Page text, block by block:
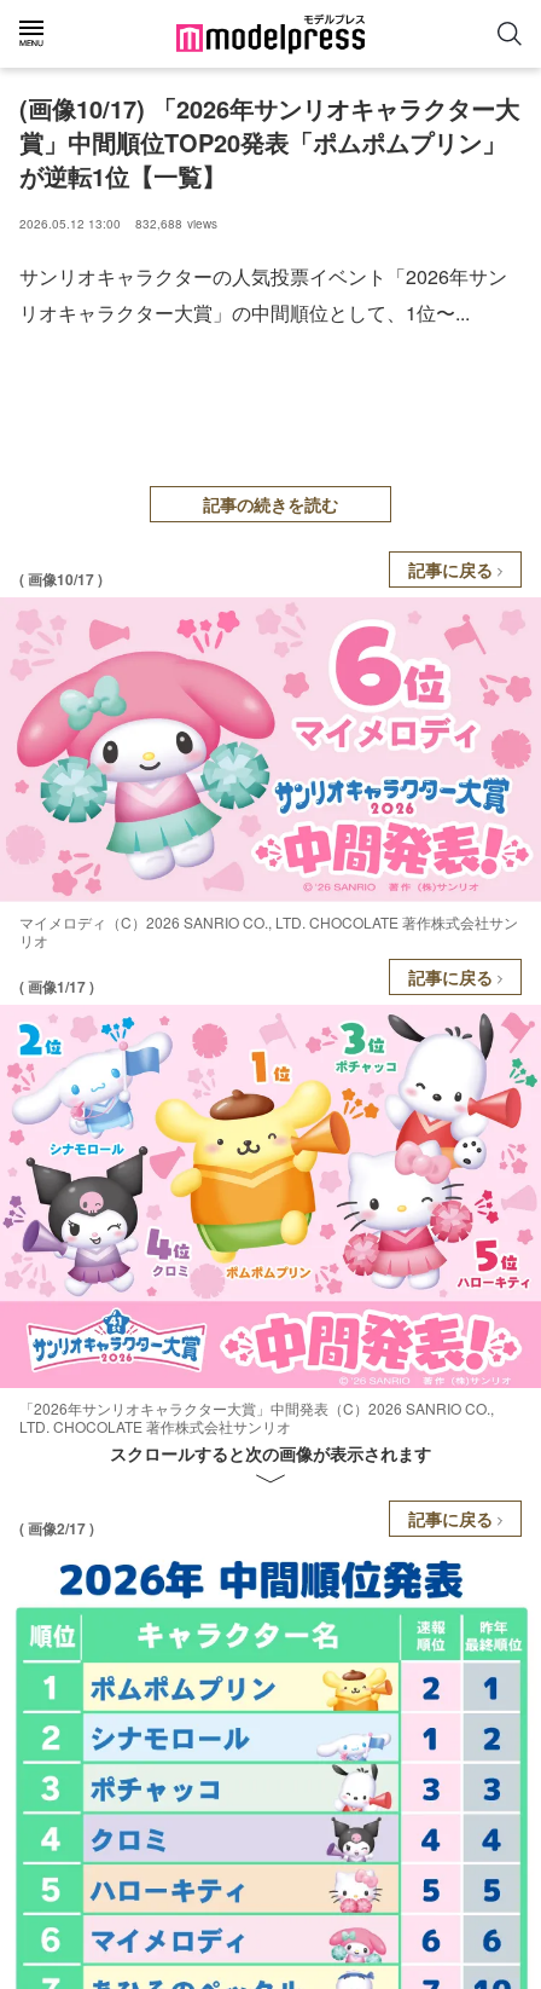
(画像10/17) 「2026年サンリオキャラクター大
賞」中間順位TOP20発表「ポムポムプリン」
が逆転1位【一覧】
2026.05.12 13:00 832,688 views
サンリオキャラクターの人気投票イベント「2026年サン
リオキャラクター大賞」の中間順位として、1位〜...
記事の続きを読む
( 画像10/17 ) 記事に戻る
マイメロディ（C）2026 SANRIO CO., LTD. CHOCOLATE 著作株式会社サン
リオ
( 画像1/17 ) 記事に戻る
「2026年サンリオキャラクター大賞」中間発表（C）2026 SANRIO CO.,
LTD. CHOCOLATE 著作株式会社サンリオ
スクロールすると次の画像が表示されます
( 画像2/17 ) 記事に戻る